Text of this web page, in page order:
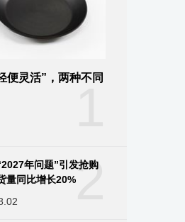
便灵活”，两种不同
2
年问题”引发抢购
量同比增长20%